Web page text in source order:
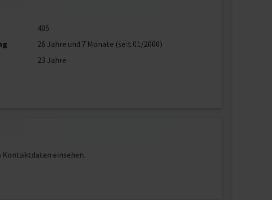
405
26 Jahre und 7 Monate (seit 01/2000)
23 Jahre
Kontaktdaten einsehen.